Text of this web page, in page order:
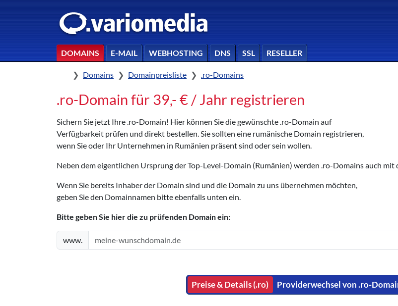
DOMAINS E-MAIL WEBHOSTING DNS SSL RESELLER
HomeDomains Domainpreisliste .ro-Domains
.ro-Domain für 39,- € / Jahr registrieren
Sichern Sie jetzt Ihre .ro-Domain! Hier können Sie die gewünschte .ro-Domain auf
Verfügbarkeit prüfen und direkt bestellen. Sie sollten eine rumänische Domain registrieren,
wenn Sie oder Ihr Unternehmen in Rumänien präsent sind oder sein wollen.
Neben dem eigentlichen Ursprung der Top-Level-Domain (Rumänien) werden .ro-Domains auch
Wenn Sie bereits Inhaber der Domain sind und die Domain zu uns übernehmen möchten,
geben Sie den Domainnamen bitte ebenfalls unten ein.
Bitte geben Sie hier die zu prüfenden Domain ein:
www.
Preise & Details (.ro) Providerwechsel von .ro-